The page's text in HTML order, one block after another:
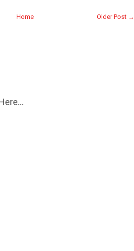
Older Post →
Home